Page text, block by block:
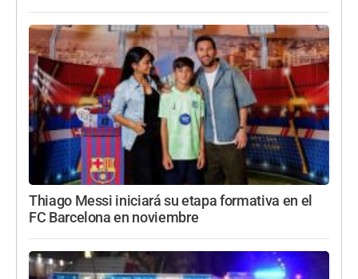
Thiago Messi iniciará su etapa formativa en el
FC Barcelona en noviembre